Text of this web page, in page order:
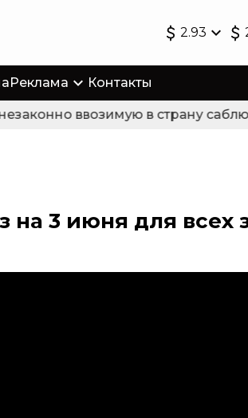
2.93
Реклама Контакты
ввозимую в страну
на 3 июня для всех